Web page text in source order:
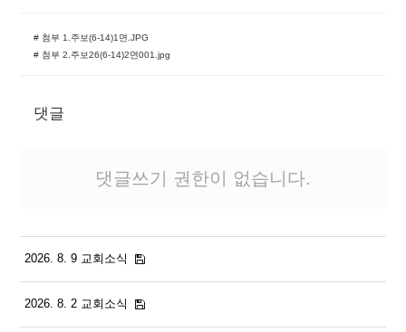
# 첨부 1.주보(6-14)1면.JPG
# 첨부 2.주보26(6-14)2면001.jpg
댓글
댓글쓰기 권한이 없습니다.
2026. 8. 9 교회소식
2026. 8. 2 교회소식